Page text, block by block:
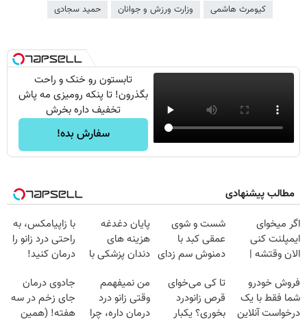
کیومرث هاشمی وزارت ورزش و جوانان حمید سجادی
تابستون رو خنک و راحت
بگذرون! تا پنکه رومیزی مه پاش
تخفیف داره بخرش
سفارش بده!
مطالب پیشنهادی
اگر میخوای
ایمپلنت کنی
الان وقتشه |
میلیون تومان!!!
شست و شوی
عمقی کبد با
دمنوش سم زدای
پایان دغدغه
هزینه های
دندان پزشکی با
خانگی
با زاپیامکس، به
راحتی درد زانو را
درمان کنید!
فروش خودرو
شما فقط با یک
درخواست آنلاین
تا کی می‌خوای
قرص زانودرد
بخوری؟ یکبار
من نمیفهمم
وقتی زانو درد
درمان داره، چرا
جادوی درمان
جای زخم در سه
هفته! (همین